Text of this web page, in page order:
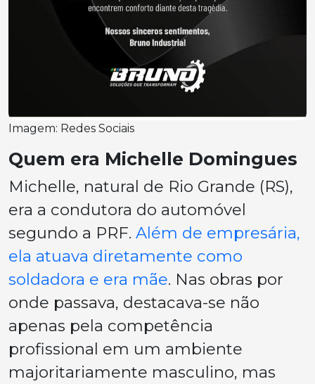
Imagem: Redes Sociais
Quem era Michelle Domingues
Michelle, natural de Rio Grande (RS),
era a condutora do automóvel
segundo a PRF. Além de empresária,
ela atuava diretamente como
soldadora e era mãe. Nas obras por
onde passava, destacava-se não
apenas pela competência
profissional em um ambiente
majoritariamente masculino, mas